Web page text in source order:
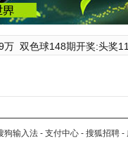
万 双色球148期开奖:头奖
狗输入法 - 支付中心 - 搜狐招聘 -